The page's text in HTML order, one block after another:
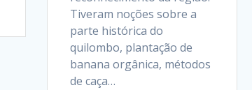
Tiveram noções sobre a
parte histórica do
quilombo, plantação de
banana orgânica, métodos
de caça…